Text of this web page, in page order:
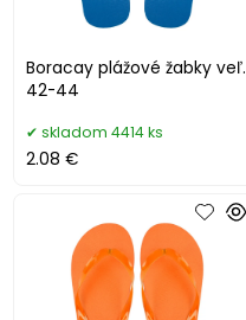
Boracay plážové žabky veľ.
42-44
skladom 4414 ks
2.08 €